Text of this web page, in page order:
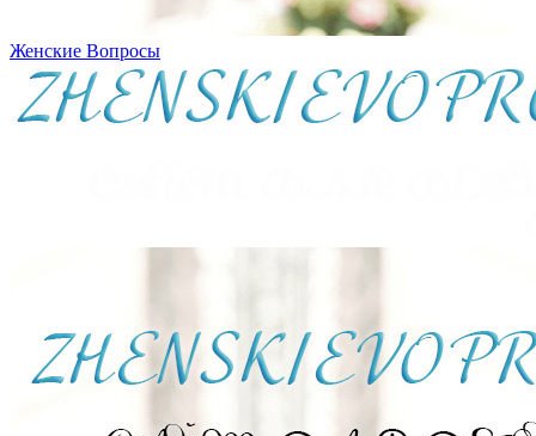
Женские Вопросы